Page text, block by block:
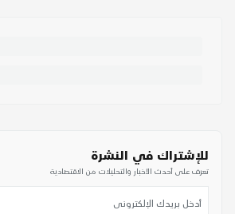
للإشتراك في النشرة
تعرف على أحدث الأخبار والتحليلات من الاقتصادية